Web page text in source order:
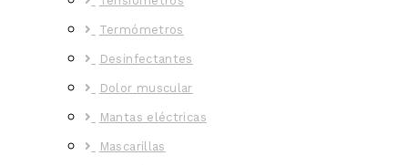
Termómetros
Desinfectantes
Dolor muscular
Mantas eléctricas
Mascarillas